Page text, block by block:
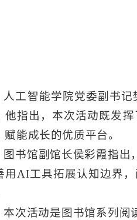
人工智能学院党委副书
他指出，本次活动既发
赋能成长的优质平台。
图书馆副馆长侯彩霞指出
用AI工具拓展认知边界
本次活动是图书馆系列阅